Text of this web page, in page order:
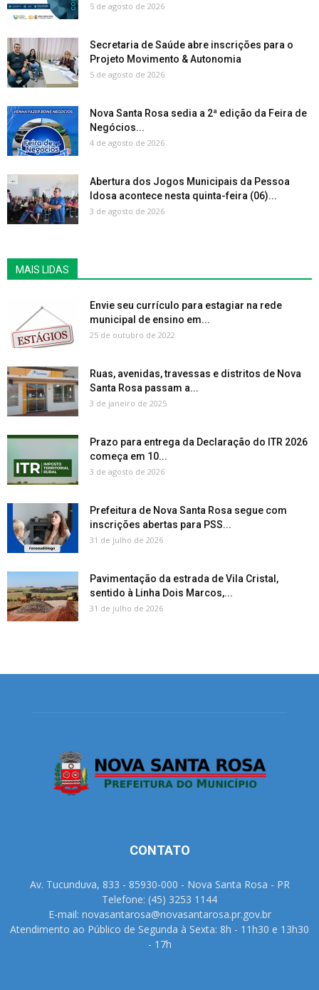
5 de agosto de 2026
Secretaria de Saúde abre inscrições para o
Projeto Movimento & Autonomia
5 de agosto de 2026
Nova Santa Rosa sedia a 2ª edição da Feira de
Negócios...
4 de agosto de 2026
Abertura dos Jogos Municipais da Pessoa
Idosa acontece nesta quinta-feira (06)...
3 de agosto de 2026
MAIS LIDAS
Envie seu currículo para estagiar na rede
municipal de ensino em...
25 de outubro de 2022
Ruas, avenidas, travessas e distritos de Nova
Santa Rosa passam a...
3 de janeiro de 2025
Prazo para entrega da Declaração do ITR 2026
começa em 10...
3 de agosto de 2026
Prefeitura de Nova Santa Rosa segue com
inscrições abertas para PSS...
31 de julho de 2026
Pavimentação da estrada de Vila Cristal,
sentido à Linha Dois Marcos,...
31 de julho de 2026
CONTATO
Av. Tucunduva, 833 - 85930-000 - Nova Santa Rosa - PR
Telefone: (45) 3253 1144
E-mail: novasantarosa@novasantarosa.pr.gov.br
Atendimento ao Público de Segunda à Sexta: 8h - 11h30 e 13h30
- 17h